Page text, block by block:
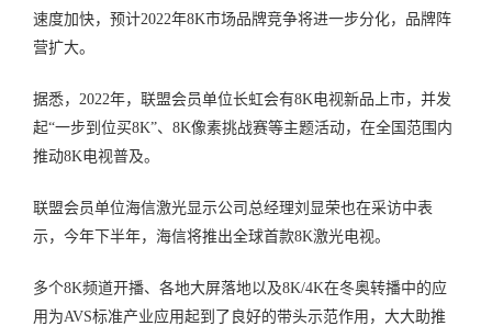
速度加快，预计2022年8K市场品牌竞争将进一步分化，品牌阵
营扩大。
据悉，2022年，联盟会员单位长虹会有8K电视新品上市，并发
起“一步到位买8K”、8K像素挑战赛等主题活动，在全国范围内
推动8K电视普及。
联盟会员单位海信激光显示公司总经理刘显荣也在采访中表
示，今年下半年，海信将推出全球首款8K激光电视。
多个8K频道开播、各地大屏落地以及8K/4K在冬奥转播中的应
用为AVS标准产业应用起到了良好的带头示范作用，大大助推